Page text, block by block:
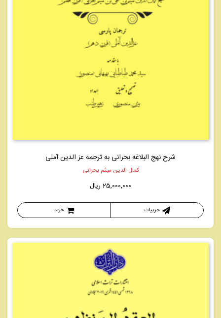
شرح نهج البلاغه بحرانی به ترجمه عز الدین آملی
کمال الدین میثم بحرانی
25,000,000 ریال
جزییات خرید